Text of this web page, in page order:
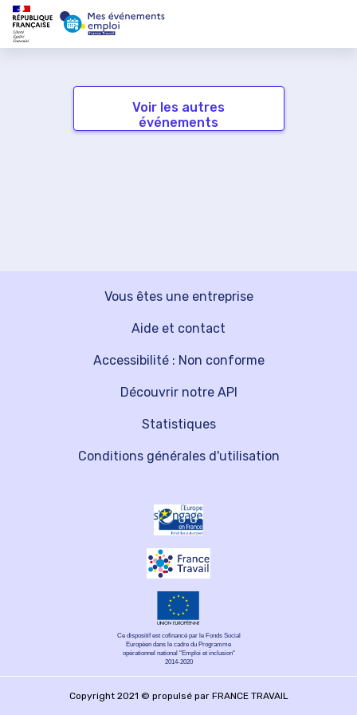
Voir les autres
événements
Vous êtes une entreprise
Découvrir notre API
Aide et contact
Statistiques
Accessibilité : Non conforme
Conditions générales d'utilisation
Ce dispositif est cofinancé par le Fonds Social
Européen dans le cadre du Programme
opérationnel national "Emploi et inclusion"
2014-2020
Copyright 2021 © propulsé par FRANCE TRAVAIL